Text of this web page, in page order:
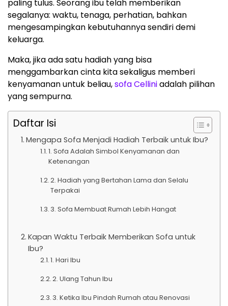
paling tulus. Seorang ibu telah memberikan
segalanya: waktu, tenaga, perhatian, bahkan
mengesampingkan kebutuhannya sendiri demi
keluarga.
Maka, jika ada satu hadiah yang bisa
menggambarkan cinta kita sekaligus memberi
kenyamanan untuk beliau,sofa Celliniadalah pilihan
yang sempurna.
Daftar Isi
Mengapa Sofa Menjadi Hadiah Terbaik untuk Ibu?
1. Sofa Adalah Simbol Kenyamanan dan
Ketenangan
2. Hadiah yang Bertahan Lama dan Selalu
Terpakai
3. Sofa Membuat Rumah Lebih Hangat
Kapan Waktu Terbaik Memberikan Sofa untuk
Ibu?
1. Hari Ibu
2. Ulang Tahun Ibu
3. Ketika Ibu Pindah Rumah atau Renovasi